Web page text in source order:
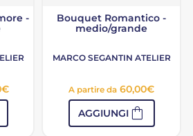
-
€
Bouquet Romantico -
medio/grande
MARCO SEGANTIN ATELIER
A partire da 60,00€
AGGIUNGIshopping_bag